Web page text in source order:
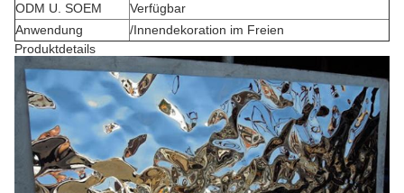
ODM U. SOEM
Verfügbar
Anwendung
/Innendekoration im Freien
Produktdetails